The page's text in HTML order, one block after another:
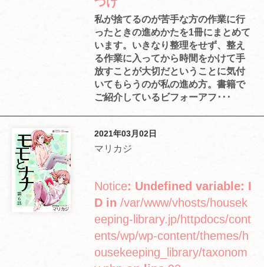
私が捨てるのが苦手な方の作業に行
ったときの進めかたを1冊にまとめて
います。いきなり整理をせず、整え
る作業に入ってから時間をかけて手
放すことが大切だということに気付
いてもらうのが私の進め方。書籍で
ご紹介しているビフォーアフ･･･
2021年03月02日
マリカジ
Notice: Undefined variable: I
D in /var/www/vhosts/housek
eeping-library.jp/httpdocs/cont
ents/wp/wp-content/themes/h
ousekeeping_library/taxonom